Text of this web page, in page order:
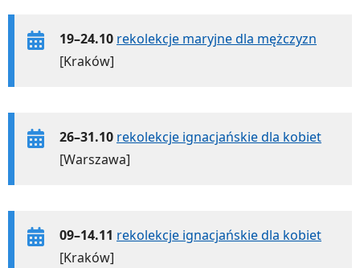
19–24.10 rekolekcje maryjne dla mężczyzn
[Kraków]
26–31.10 rekolekcje ignacjańskie dla kobiet
[Warszawa]
09–14.11 rekolekcje ignacjańskie dla kobiet
[Kraków]